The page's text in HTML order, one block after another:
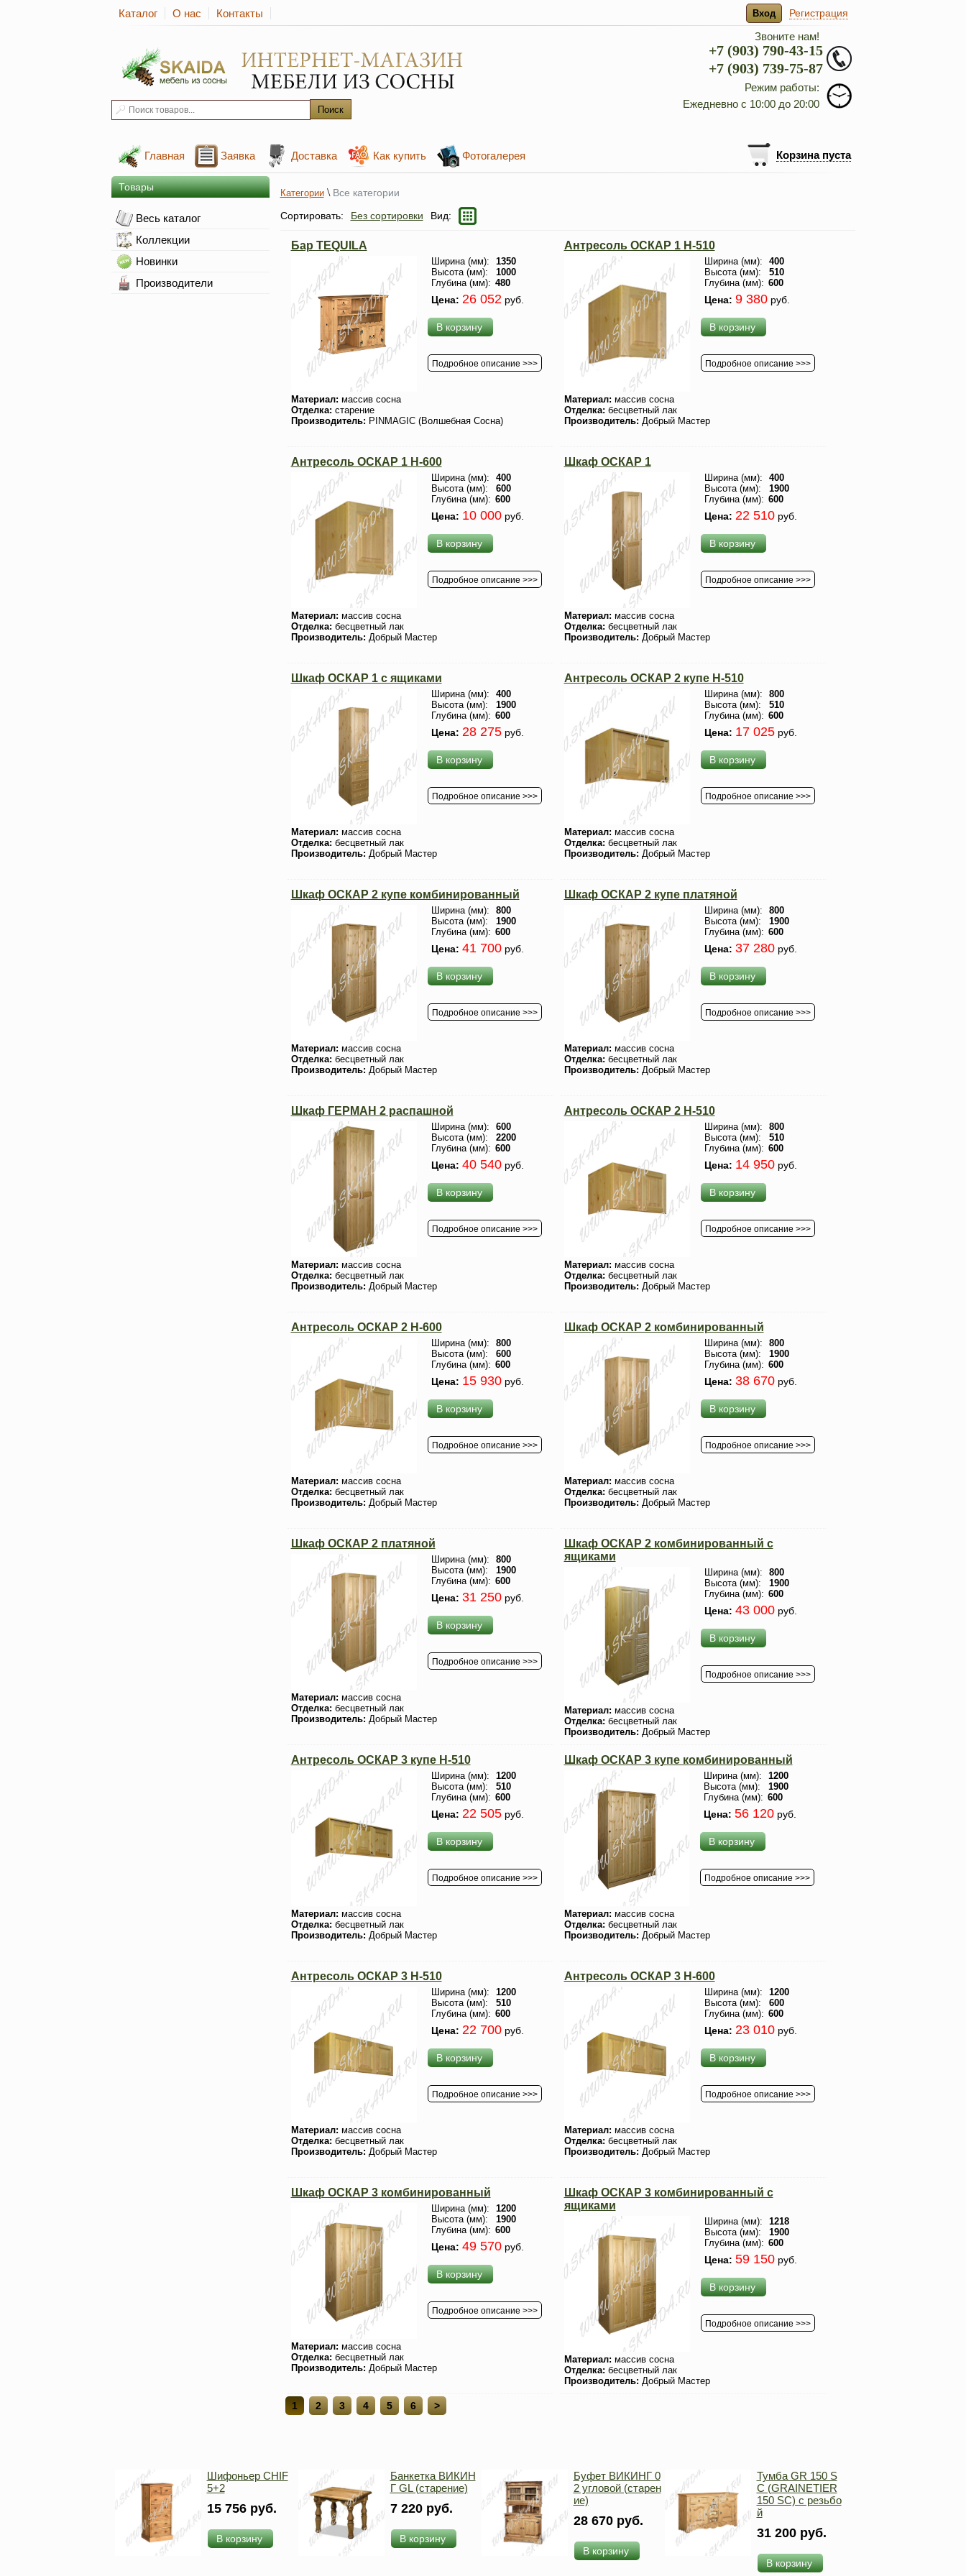
Каталог О нас Контакты Вход Регистрация
Звоните нам!
+7 (903) 790-43-15
+7 (903) 739-75-87
Режим работы:
Ежедневно с 10:00 до 20:00
Главная Заявка Доставка Как купить Фотогалерея Корзина пуста
Товары
Весь каталог
Коллекции
Новинки
Производители
Категории\ Все категории
Сортировать:
Без сортировки Вид:
Бар TEQUILA
Ширина (мм):
1350
Высота (мм):
1000
Глубина (мм): 480
Цена: 26 052 руб.
В корзину
Подробное описание >>>
Материал: массив сосна
Отделка: старение
Производитель: PINMAGIC (Волшебная Сосна)
Антресоль ОСКАР 1 H-510
Ширина (мм):
400
Высота (мм):
510
Глубина (мм): 600
Цена: 9 380руб.
В корзину
Подробное описание >>>
Материал: массив сосна
Отделка: бесцветный лак
Производитель: Добрый Мастер
Антресоль ОСКАР 1 H-600
Ширина (мм):
400
Высота (мм):
600
Глубина (мм): 600
Цена: 10 000руб.
В корзину
Подробное описание >>>
Материал: массив сосна
Отделка: бесцветный лак
Производитель: Добрый Мастер
Шкаф ОСКАР 1
Ширина (мм):
400
Высота (мм):
1900
Глубина (мм): 600
Цена: 22 510руб.
В корзину
Подробное описание >>>
Материал: массив сосна
Отделка: бесцветный лак
Производитель: Добрый Мастер
Шкаф ОСКАР 1 с ящиками
Ширина (мм):
400
Высота (мм):
1900
Глубина (мм): 600
Цена: 28 275руб.
В корзину
Подробное описание >>>
Материал: массив сосна
Отделка: бесцветный лак
Производитель: Добрый Мастер
Антресоль ОСКАР 2 купе H-510
Ширина (мм):
800
Высота (мм):
510
Глубина (мм): 600
Цена: 17 025руб.
В корзину
Подробное описание >>>
Материал: массив сосна
Отделка: бесцветный лак
Производитель: Добрый Мастер
Шкаф ОСКАР 2 купе комбинированный
Ширина (мм):
800
Высота (мм):
1900
Глубина (мм): 600
Цена: 41 700руб.
В корзину
Подробное описание >>>
Материал: массив сосна
Отделка: бесцветный лак
Производитель: Добрый Мастер
Шкаф ОСКАР 2 купе платяной
Ширина (мм):
800
Высота (мм):
1900
Глубина (мм): 600
Цена: 37 280руб.
В корзину
Подробное описание >>>
Материал: массив сосна
Отделка: бесцветный лак
Производитель: Добрый Мастер
Шкаф ГЕРМАН 2 распашной
Ширина (мм):
600
Высота (мм):
2200
Глубина (мм): 600
Цена: 40 540руб.
В корзину
Подробное описание >>>
Материал: массив сосна
Отделка: бесцветный лак
Производитель: Добрый Мастер
Антресоль ОСКАР 2 H-510
Ширина (мм):
800
Высота (мм):
510
Глубина (мм): 600
Цена: 14 950руб.
В корзину
Подробное описание >>>
Материал: массив сосна
Отделка: бесцветный лак
Производитель: Добрый Мастер
Антресоль ОСКАР 2 H-600
Ширина (мм):
800
Высота (мм):
600
Глубина (мм): 600
Цена: 15 930руб.
В корзину
Подробное описание >>>
Материал: массив сосна
Отделка: бесцветный лак
Производитель: Добрый Мастер
Шкаф ОСКАР 2 комбинированный
Ширина (мм):
800
Высота (мм):
1900
Глубина (мм): 600
Цена: 38 670руб.
В корзину
Подробное описание >>>
Материал: массив сосна
Отделка: бесцветный лак
Производитель: Добрый Мастер
Шкаф ОСКАР 2 платяной
Ширина (мм):
800
Высота (мм):
1900
Глубина (мм): 600
Цена: 31 250руб.
В корзину
Подробное описание >>>
Материал: массив сосна
Отделка: бесцветный лак
Производитель: Добрый Мастер
Шкаф ОСКАР 2 комбинированный с
ящиками
Ширина (мм):
800
Высота (мм):
1900
Глубина (мм): 600
Цена: 43 000руб.
В корзину
Подробное описание >>>
Материал: массив сосна
Отделка: бесцветный лак
Производитель: Добрый Мастер
Антресоль ОСКАР 3 купе H-510
Ширина (мм):
1200
Высота (мм):
510
Глубина (мм): 600
Цена: 22 505руб.
В корзину
Подробное описание >>>
Материал: массив сосна
Отделка: бесцветный лак
Производитель: Добрый Мастер
Шкаф ОСКАР 3 купе комбинированный
Ширина (мм):
1200
Высота (мм):
1900
Глубина (мм): 600
Цена: 56 120руб.
В корзину
Подробное описание >>>
Материал: массив сосна
Отделка: бесцветный лак
Производитель: Добрый Мастер
Антресоль ОСКАР 3 H-510
Ширина (мм):
1200
Высота (мм):
510
Глубина (мм): 600
Цена: 22 700руб.
В корзину
Подробное описание >>>
Материал: массив сосна
Отделка: бесцветный лак
Производитель: Добрый Мастер
Антресоль ОСКАР 3 H-600
Ширина (мм):
1200
Высота (мм):
600
Глубина (мм): 600
Цена: 23 010руб.
В корзину
Подробное описание >>>
Материал: массив сосна
Отделка: бесцветный лак
Производитель: Добрый Мастер
Шкаф ОСКАР 3 комбинированный
Ширина (мм):
1200
Высота (мм):
1900
Глубина (мм): 600
Цена: 49 570руб.
В корзину
Подробное описание >>>
Материал: массив сосна
Отделка: бесцветный лак
Производитель: Добрый Мастер
Шкаф ОСКАР 3 комбинированный с
ящиками
Ширина (мм):
1218
Высота (мм):
1900
Глубина (мм): 600
Цена: 59 150руб.
В корзину
Подробное описание >>>
Материал: массив сосна
Отделка: бесцветный лак
Производитель: Добрый Мастер
1 2 3 4 5 6 >
Шифоньер CHIF
5+2
15 756 руб.
В корзину
Банкетка ВИКИН
Г GL (старение)
7 220 руб.
В корзину
Буфет ВИКИНГ 0
2 угловой (старен
ие)
28 670 руб.
В корзину
Тумба GR 150 S
C (GRAINETIER
150 SC) с резьбо
й
31 200 руб.
В корзину